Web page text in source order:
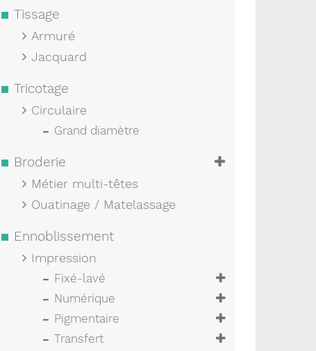
Tissage
Armuré
Jacquard
Tricotage
Circulaire
Grand diamètre
Broderie
Métier multi-têtes
Ouatinage / Matelassage
Ennoblissement
Impression
Fixé-lavé
Numérique
Pigmentaire
Transfert